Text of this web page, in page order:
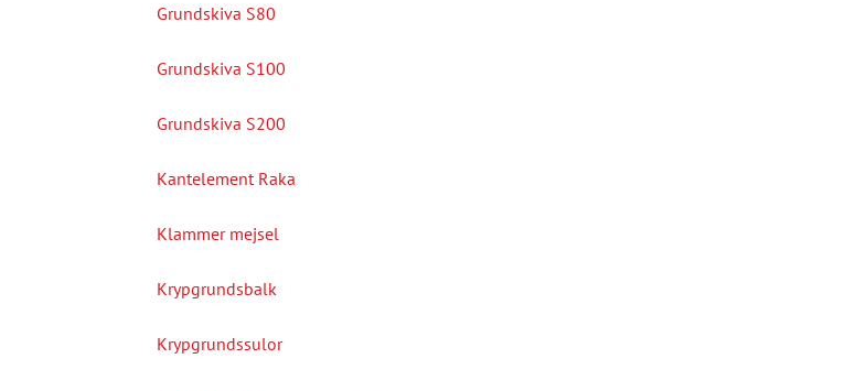
Grundskiva S80
Grundskiva S100
Grundskiva S200
Kantelement Raka
Klammer mejsel
Krypgrundsbalk
Krypgrundssulor